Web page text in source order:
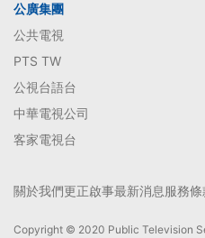
公廣集團
公共電視
PTS TW
公視台語台
中華電視公司
客家電視台
關於我們更正啟事最新消息服務條
Copyright © 2020 Public Television